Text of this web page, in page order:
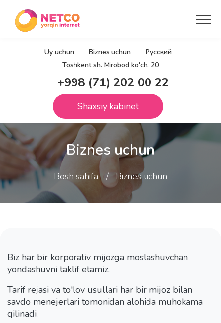
Uy uchun Biznes uchun
Русский
Toshkent sh. Mirobod ko'ch. 20
+998 (71) 202 00 22
Shaxsiy kabinet
Biznes uchun
Bosh sahifa Biznes uchun
Biz har bir korporativ mijozga moslashuvchan
yondashuvni taklif etamiz.
Tarif rejasi va to'lov usullari har bir mijoz bilan
savdo menejerlari tomonidan alohida muhokama
qilinadi.